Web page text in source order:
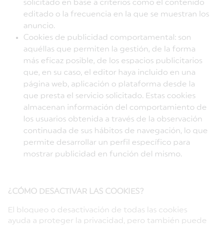
solicitado en base a criterios como el contenido
editado o la frecuencia en la que se muestran los
anuncio.
Cookies de publicidad comportamental: son
aquéllas que permiten la gestión, de la forma
más eficaz posible, de los espacios publicitarios
que, en su caso, el editor haya incluido en una
página web, aplicación o plataforma desde la
que presta el servicio solicitado. Estas cookies
almacenan información del comportamiento de
los usuarios obtenida a través de la observación
continuada de sus hábitos de navegación, lo que
permite desarrollar un perfil específico para
mostrar publicidad en función del mismo.
¿CÓMO DESACTIVAR LAS COOKIES?
El bloqueo o desactivación de todas las cookies
ayuda a proteger la privacidad, pero también puede